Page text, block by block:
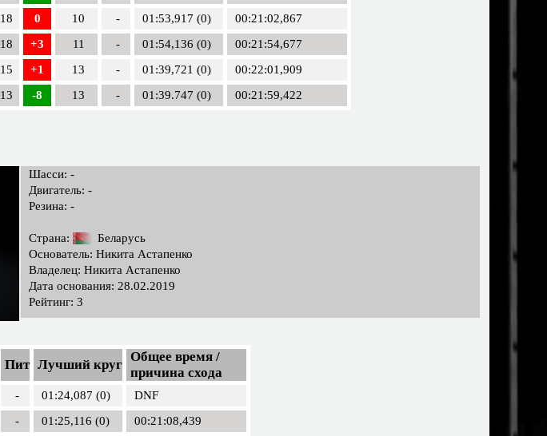
18 0 10 - 01:53,917 (0)
00:21:02,867
18 +3 11 - 01:54,136 (0)
00:21:54,677
15 +1 13 - 01:39,721 (0)
00:22:01,909
13 -8 13 - 01:39.747 (0) 00:21:59,422
Шасси: -
Двигатель: -
Резина: -
Страна:
Беларусь
Основатель: Никита Астапенко
Владелец: Никита Астапенко
Дата основания: 28.02.2019
Рейтинг: 3
Пит Лучший круг
Общее время /
причина схода
- 01:24,087 (0)
DNF
- 01:25,116 (0)
00:21:08,439